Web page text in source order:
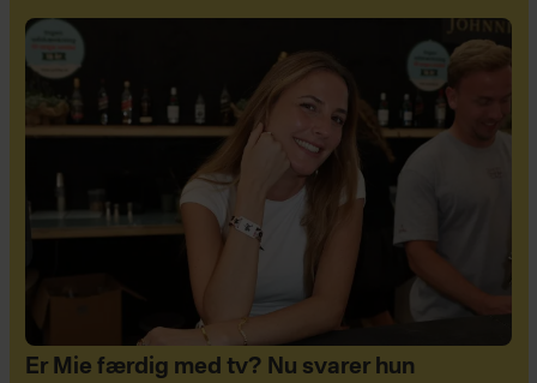
Er Mie færdig med tv? Nu svarer hun